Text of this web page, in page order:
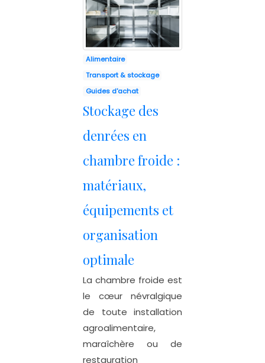
Alimentaire
Transport & stockage
Guides d'achat
Stockage des
denrées en
chambre froide :
matériaux,
équipements et
organisation
optimale
La chambre froide est
le cœur névralgique
de toute installation
agroalimentaire,
maraîchère ou de
restauration